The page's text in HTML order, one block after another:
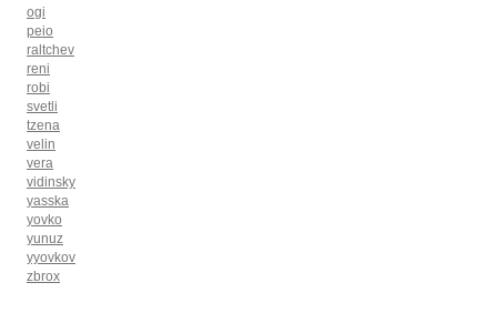
ogi
peio
raltchev
reni
robi
svetli
tzena
velin
vera
vidinsky
yasska
yovko
yunuz
yyovkov
zbrox